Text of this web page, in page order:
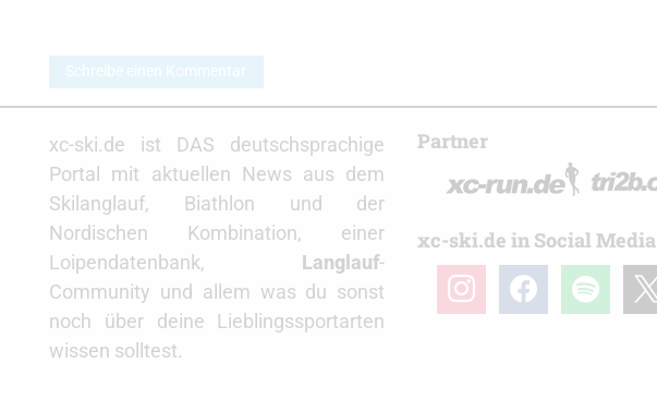
Schreibe einen Kommentar
xc-ski.de ist DAS deutschsprachige
Portal mit aktuellen News aus dem
Skilanglauf, Biathlon und der
Nordischen Kombination, einer
Loipendatenbank, Langlauf-
Community und allem was du sonst
noch über deine Lieblingssportarten
wissen solltest.
Partner
xc-ski.de in Social Media
instagramfacebookspotify